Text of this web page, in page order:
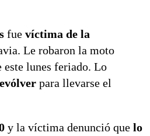
fue víctima de la
Le robaron la moto
este lunes feriado. Lo
para llevarse el
y la víctima denunció que lo